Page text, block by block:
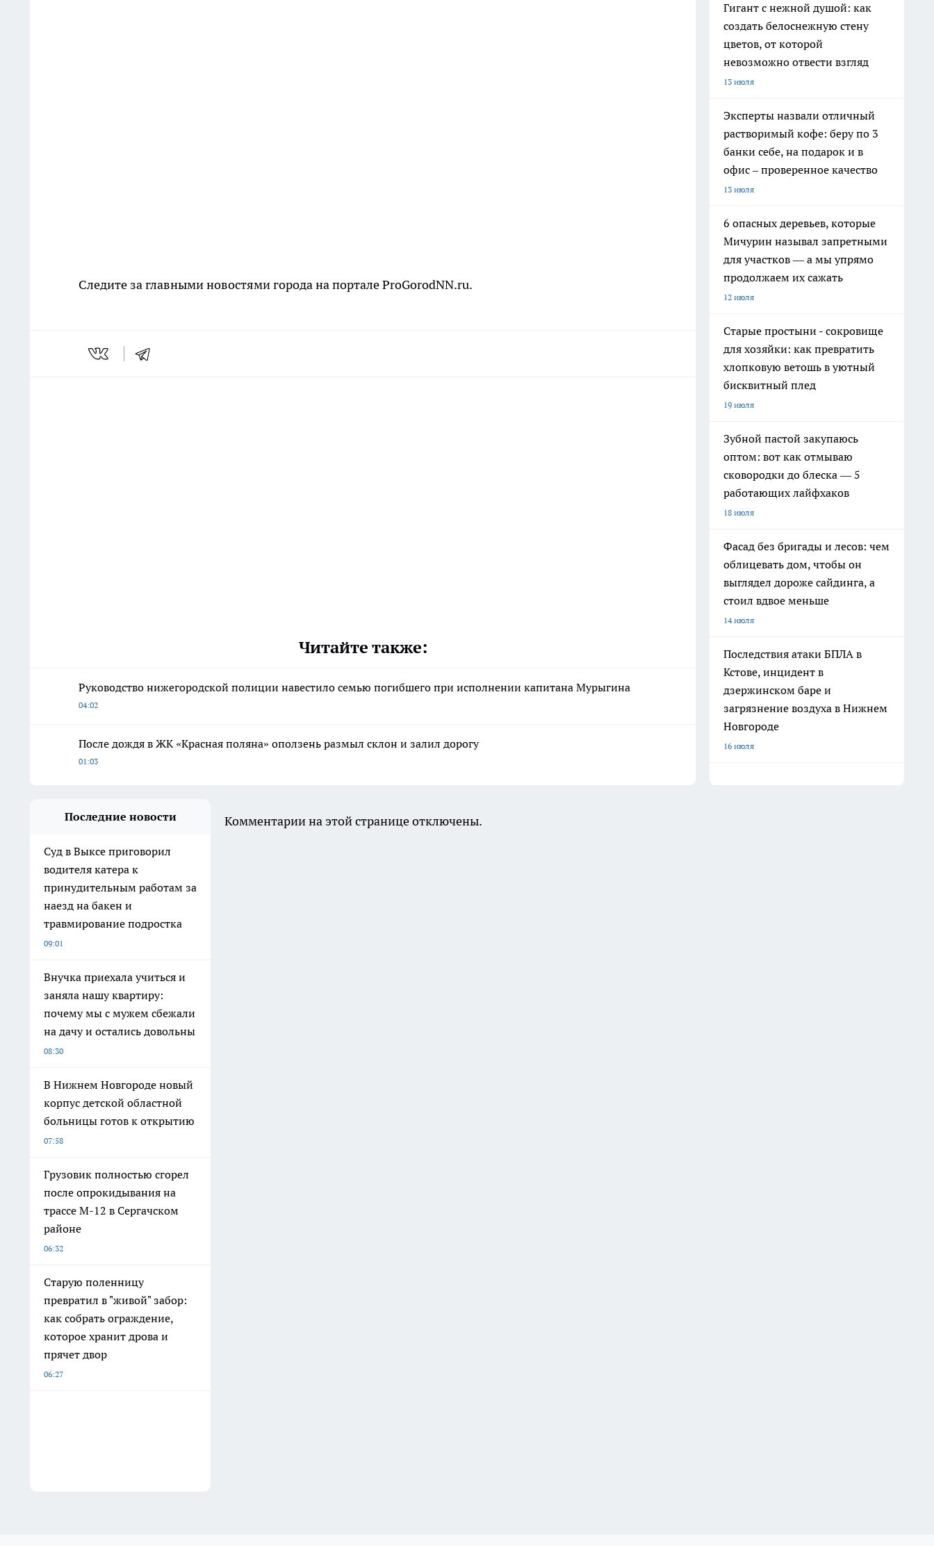
Следите за главными новостями города на портале ProGorodNN.ru.
Читайте также:
Руководство нижегородской полиции навестило семью погибшего при исполнении капитана Мурыгина
04:02
После дождя в ЖК «Красная поляна» оползень размыл склон и залил дорогу
01:03
Гигант с нежной душой: как
создать белоснежную стену
цветов, от которой
невозможно отвести взгляд
13 июля
Эксперты назвали отличный
растворимый кофе: беру по 3
банки себе, на подарок и в
офис – проверенное качество
13 июля
6 опасных деревьев, которые
Мичурин называл запретными
для участков — а мы упрямо
продолжаем их сажать
12 июля
Старые простыни - сокровище
для хозяйки: как превратить
хлопковую ветошь в уютный
бисквитный плед
19 июля
Зубной пастой закупаюсь
оптом: вот как отмываю
сковородки до блеска — 5
работающих лайфхаков
18 июля
Фасад без бригады и лесов: чем
облицевать дом, чтобы он
выглядел дороже сайдинга, а
стоил вдвое меньше
14 июля
Последствия атаки БПЛА в
Кстове, инцидент в
дзержинском баре и
загрязнение воздуха в Нижнем
Новгороде
16 июля
Последние новости
Суд в Выксе приговорил
водителя катера к
принудительным работам за
наезд на бакен и
травмирование подростка
09:01
Внучка приехала учиться и
заняла нашу квартиру:
почему мы с мужем сбежали
на дачу и остались довольны
08:30
В Нижнем Новгороде новый
корпус детской областной
больницы готов к открытию
07:58
Грузовик полностью сгорел
после опрокидывания на
трассе М-12 в Сергачском
районе
06:32
Старую поленницу
превратил в "живой" забор:
как собрать ограждение,
которое хранит дрова и
прячет двор
06:27
Комментарии на этой странице отключены.